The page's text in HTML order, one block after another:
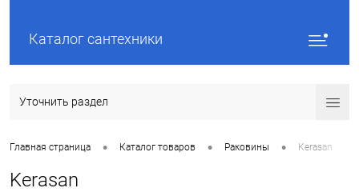
Каталог сантехники
Уточнить раздел
Главная страница • Каталог товаров • Раковины • Kerasan
Kerasan